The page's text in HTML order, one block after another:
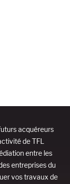
acquéreurs
de TFL
entre les
entreprises du
vos travaux de